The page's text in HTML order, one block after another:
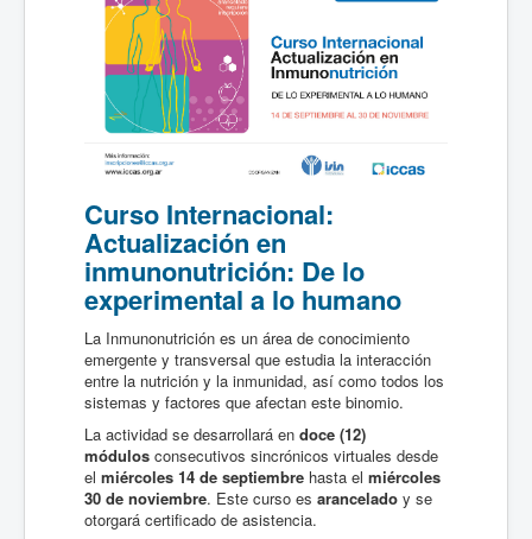
Curso Internacional:
Actualización en
inmunonutrición: De lo
experimental a lo humano
La Inmunonutrición es un área de conocimiento
emergente y transversal que estudia la interacción
entre la nutrición y la inmunidad, así como todos los
sistemas y factores que afectan este binomio.
La actividad se desarrollará en doce (12)
módulos consecutivos sincrónicos virtuales desde
el miércoles 14 de septiembre hasta el miércoles
30 de noviembre. Este curso es arancelado y se
otorgará certificado de asistencia.